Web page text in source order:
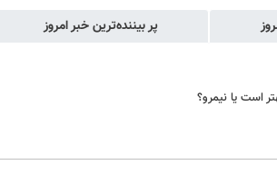
پر بیننده‌ترین خبر امروز
است یا نیمرو؟